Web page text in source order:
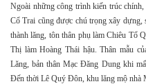
Ngoài những công trình kiến trúc
Cổ Trai cũng được chú trọng xây
thành lăng, tôn thân phụ làm Chiêu Tổ
Thị làm Hoàng Thái hậu. Thân mẫu
Lăng, bản thân Mạc Đăng Dung khi
Đến thời Lê Quý Đôn, khu lăng mộ nhà